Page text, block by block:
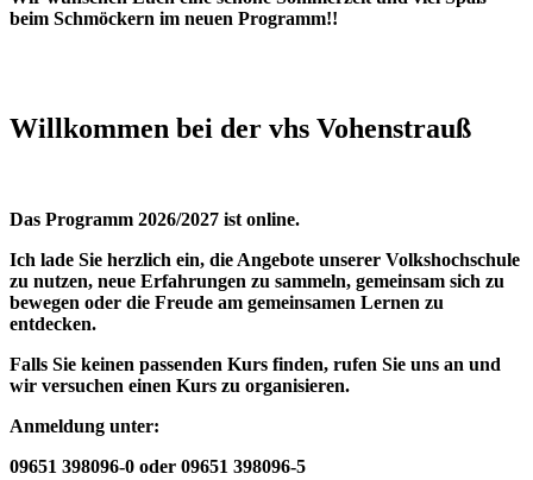
beim Schmöckern im neuen Programm!!
Willkommen bei der vhs Vohenstrauß
Das Programm 2026/2027 ist online.
Ich lade Sie herzlich ein, die Angebote unserer Volkshochschule
zu nutzen, neue Erfahrungen zu sammeln, gemeinsam sich zu
bewegen oder die Freude am gemeinsamen Lernen zu
entdecken.
Falls Sie keinen passenden Kurs finden, rufen Sie uns an und
wir versuchen einen Kurs zu organisieren.
Anmeldung unter:
09651 398096-0 oder 09651 398096-5